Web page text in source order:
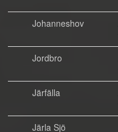
Johanneshov
Jordbro
Järfälla
Järla Sjö